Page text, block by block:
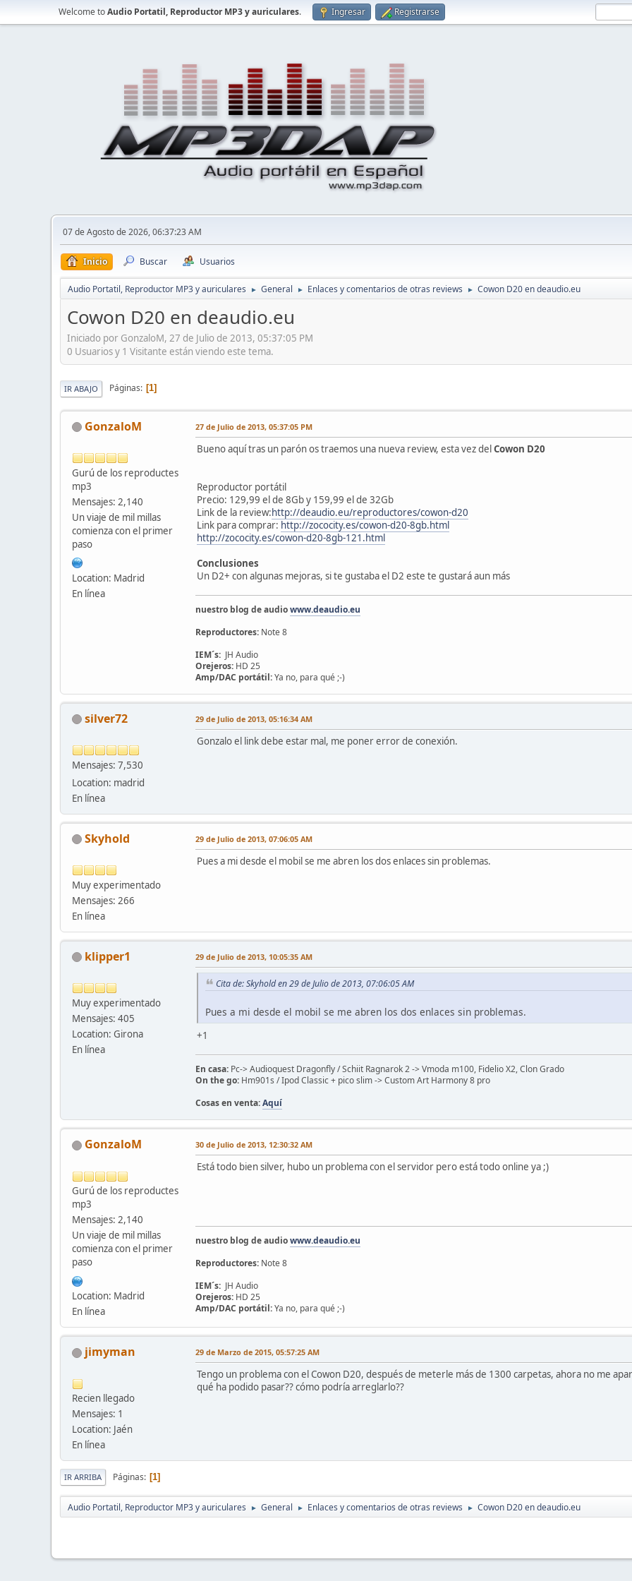
Welcome toAudio Portatil, Reproductor MP3 y auriculares. Ingresar Registrarse
07 de Agosto de 2026, 06:37:23 AM
Inicio Buscar Usuarios
Audio Portatil, Reproductor MP3 y auriculares ► General ► Enlaces y comentarios de otras reviews ► Cowon D20 en deaudio.eu
Cowon D20 en deaudio.eu
Iniciado por GonzaloM, 27 de Julio de 2013, 05:37:05 PM
0 Usuarios y 1 Visitante están viendo este tema.
IR ABAJO Páginas 1
GonzaloM
Gurú de los reproductes
mp3
Mensajes: 2,140
Un viaje de mil millas
comienza con el primer
paso
Location: Madrid
En línea
27 de Julio de 2013, 05:37:05 PM
Bueno aquí tras un parón os traemos una nueva review, esta vez delCowon D20
Reproductor portátil
Precio: 129,99 el de 8Gb y 159,99 el de 32Gb
Link de la review:http://deaudio.eu/reproductores/cowon-d20
Link para comprar: http://zococity.es/cowon-d20-8gb.html
http://zococity.es/cowon-d20-8gb-121.html
Conclusiones
Un D2+ con algunas mejoras, si te gustaba el D2 este te gustará aun más
nuestro blog de audiowww.deaudio.eu
Reproductores: Note 8
IEM´s: JH Audio
Orejeros: HD 25
Amp/DAC portátil:Ya no, para qué ;-)
silver72
Mensajes: 7,530
Location: madrid
En línea
29 de Julio de 2013, 05:16:34 AM
Gonzalo el link debe estar mal, me poner error de conexión.
Skyhold
Muy experimentado
Mensajes: 266
En línea
29 de Julio de 2013, 07:06:05 AM
Pues a mi desde el mobil se me abren los dos enlaces sin problemas.
klipper1
Muy experimentado
Mensajes: 405
Location: Girona
En línea
29 de Julio de 2013, 10:05:35 AM
Cita de: Skyhold en 29 de Julio de 2013, 07:06:05 AM
Pues a mi desde el mobil se me abren los dos enlaces sin problemas.
+1
En casa: Pc-> Audioquest Dragonfly / Schiit Ragnarok 2 -> Vmoda m100, Fidelio X2, Clon Grado
On the go: Hm901s / Ipod Classic + pico slim -> Custom Art Harmony 8 pro
Cosas en venta:Aquí
GonzaloM
Gurú de los reproductes
mp3
Mensajes: 2,140
Un viaje de mil millas
comienza con el primer
paso
Location: Madrid
En línea
30 de Julio de 2013, 12:30:32 AM
Está todo bien silver, hubo un problema con el servidor pero está todo online ya ;)
nuestro blog de audiowww.deaudio.eu
Reproductores: Note 8
IEM´s: JH Audio
Orejeros: HD 25
Amp/DAC portátil:Ya no, para qué ;-)
jimyman
Recien llegado
Mensajes: 1
Location: Jaén
En línea
29 de Marzo de 2015, 05:57:25 AM
Tengo un problema con el Cowon D20, después de meterle más de 1300 carpetas, ahora no me
qué ha podido pasar?? cómo podría arreglarlo??
IR ARRIBA Páginas 1
Audio Portatil, Reproductor MP3 y auriculares ► General ► Enlaces y comentarios de otras reviews ► Cowon D20 en deaudio.eu